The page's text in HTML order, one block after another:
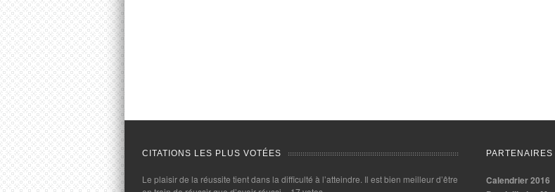
CITATIONS LES PLUS VOTÉES
Le plaisir de la réussite tient dans la difficulté à l’atteindre. Il est bien meilleur d’être
PARTENAIRES
Calendrier 2016